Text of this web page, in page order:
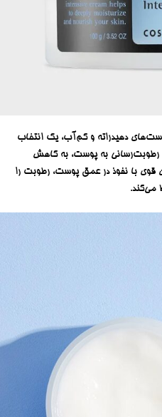
دهیدراته و کم‌آب، یک انتخاب
رطوبت‌رسانی به پوست، به کاهش
با نفوذ در عمق پوست، رطوبت را
می‌کند.